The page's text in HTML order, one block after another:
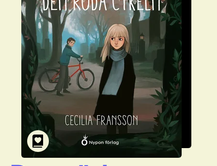
FAQ
För bibliotek